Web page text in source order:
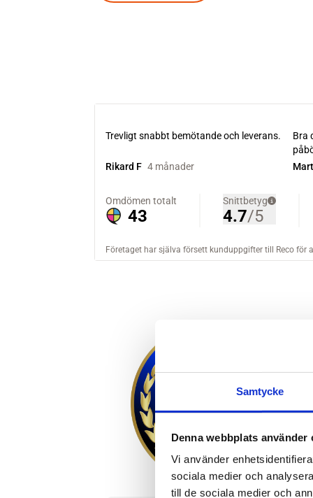
Samtycke
Denna webbplats använder
Vi använder
sociala medier och
till de sociala medier och